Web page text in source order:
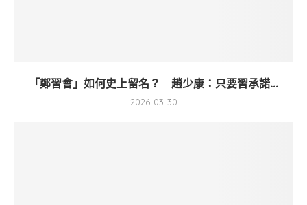
「鄭習會」如何史上留名？ 趙少康：只要習承諾...
2026-03-30